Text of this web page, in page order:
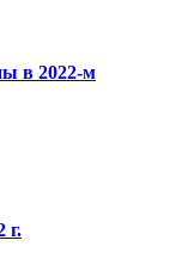
в 2022-м
г.